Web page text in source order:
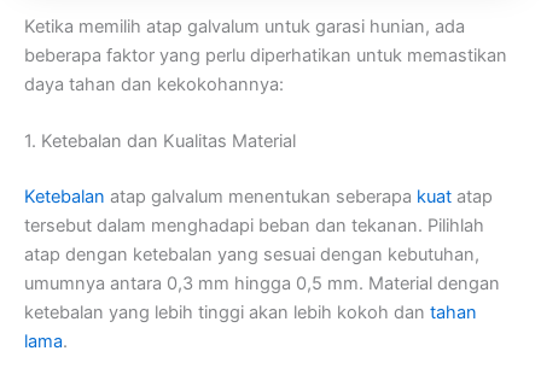
Ketika memilih atap galvalum untuk garasi hunian, ada
beberapa faktor yang perlu diperhatikan untuk memastikan
daya tahan dan kekokohannya:
1. Ketebalan dan Kualitas Material
Ketebalan atap galvalum menentukan seberapa kuat atap
tersebut dalam menghadapi beban dan tekanan. Pilihlah
atap dengan ketebalan yang sesuai dengan kebutuhan,
umumnya antara 0,3 mm hingga 0,5 mm. Material dengan
ketebalan yang lebih tinggi akan lebih kokoh dan tahan
lama.